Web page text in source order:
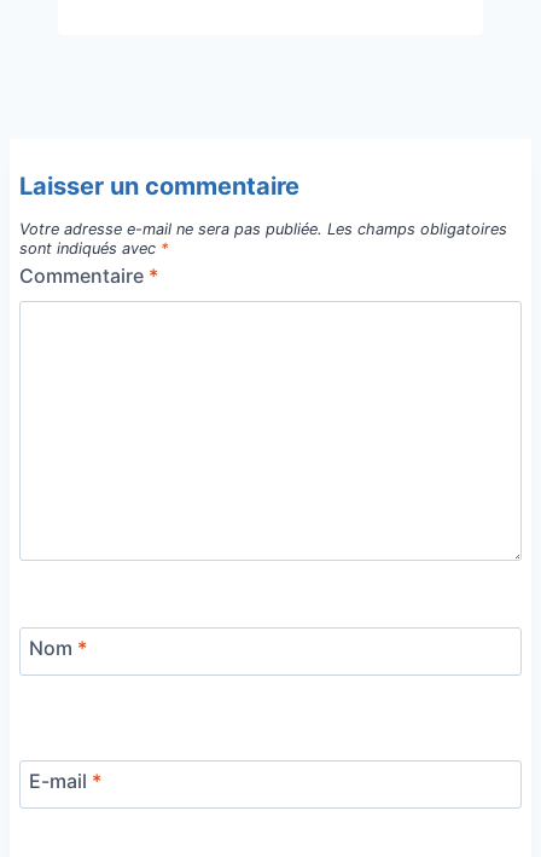
Laisser un commentaire
Votre adresse e-mail ne sera pas publiée. Les champs obligatoires
sont indiqués avec *
Commentaire *
Nom *
E-mail *